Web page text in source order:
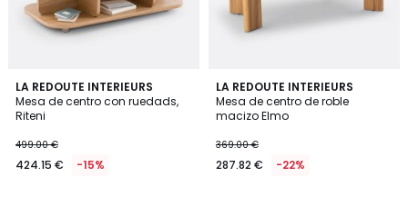
LA REDOUTE INTERIEURS
Mesa de centro con ruedads,
Riteni
499.00 €
424.15 € -15%
4,6
/ 5
LA REDOUTE INTERIEURS
Mesa de centro de roble
macizo Elmo
369.00 €
287.82 € -22%
4,6
/ 5